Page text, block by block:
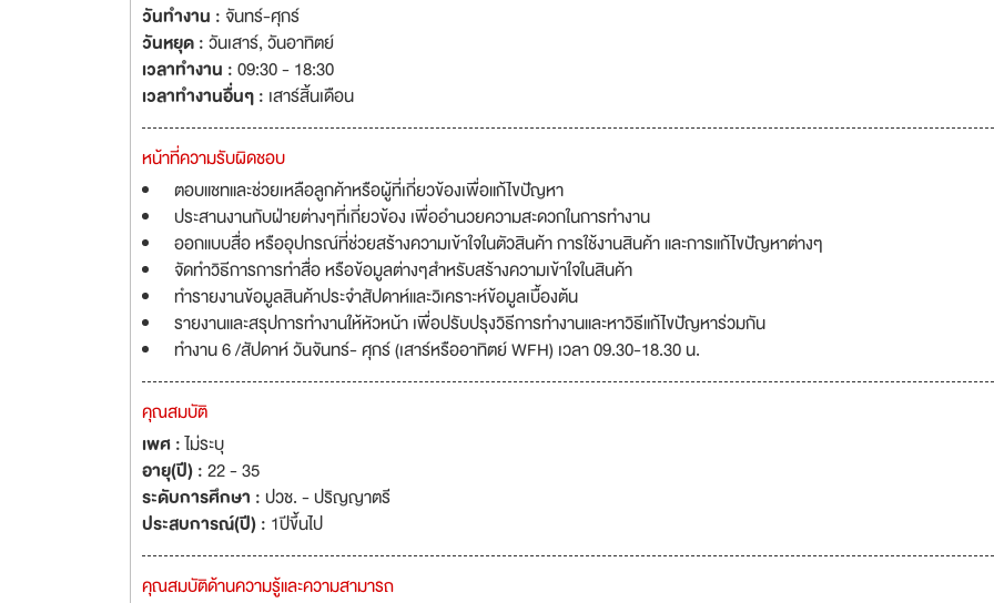
วันทำงาน : จันทร์-ศุกร์
วันหยุด :วันเสาร์,วันอาทิตย์
เวลาทำงาน :09:30 - 18:30
เวลาทำงานอื่นๆ : เสาร์สิ้นเดือน
หน้าที่ความรับผิดชอบ
ตอบแชทและช่วยเหลือลูกค้าหรือผู้ที่เกี่ยวข้องเพื่อแก้ไขปัญหา
ประสานงานกับฝ่ายต่างๆที่เกี่ยวข้อง เพื่ออำนวยความสะดวกในการทำงาน
ออกแบบสื่อ หรืออุปกรณ์ที่ช่วยสร้างความเข้าใจในตัวสินค้า การใช้งานสินค้า และการแก้ไขปัญหาต่างๆ
จัดทำวิธีการการทำสื่อ หรือข้อมูลต่างๆสำหรับสร้างความเข้าใจในสินค้า
ทำรายงานข้อมูลสินค้าประจำสัปดาห์และวิเคราะห์ข้อมูลเบื้องต้น
รายงานและสรุปการทำงานให้หัวหน้า เพื่อปรับปรุงวิธีการทำงานและหาวิธีแก้ไขปัญหาร่วมกัน
ทำงาน 6 /สัปดาห์ วันจันทร์- ศุกร์ (เสาร์หรืออาทิตย์ WFH) เวลา 09.30-18.30 น.
คุณสมบัติ
เพศ :ไม่ระบุ
อายุ(ปี) :22 - 35
ระดับการศึกษา :ปวช. - ปริญญาตรี
ประสบการณ์(ปี) : 1ปีขึ้นไป
คุณสมบัติด้านความรู้และความสามารถ